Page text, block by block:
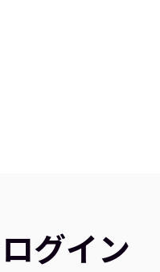
グイン